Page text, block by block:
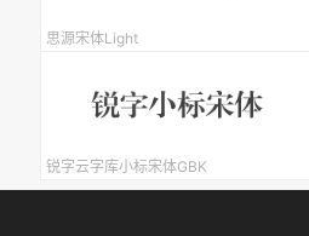
思源宋体Light
锐字云字库小标宋体GBK